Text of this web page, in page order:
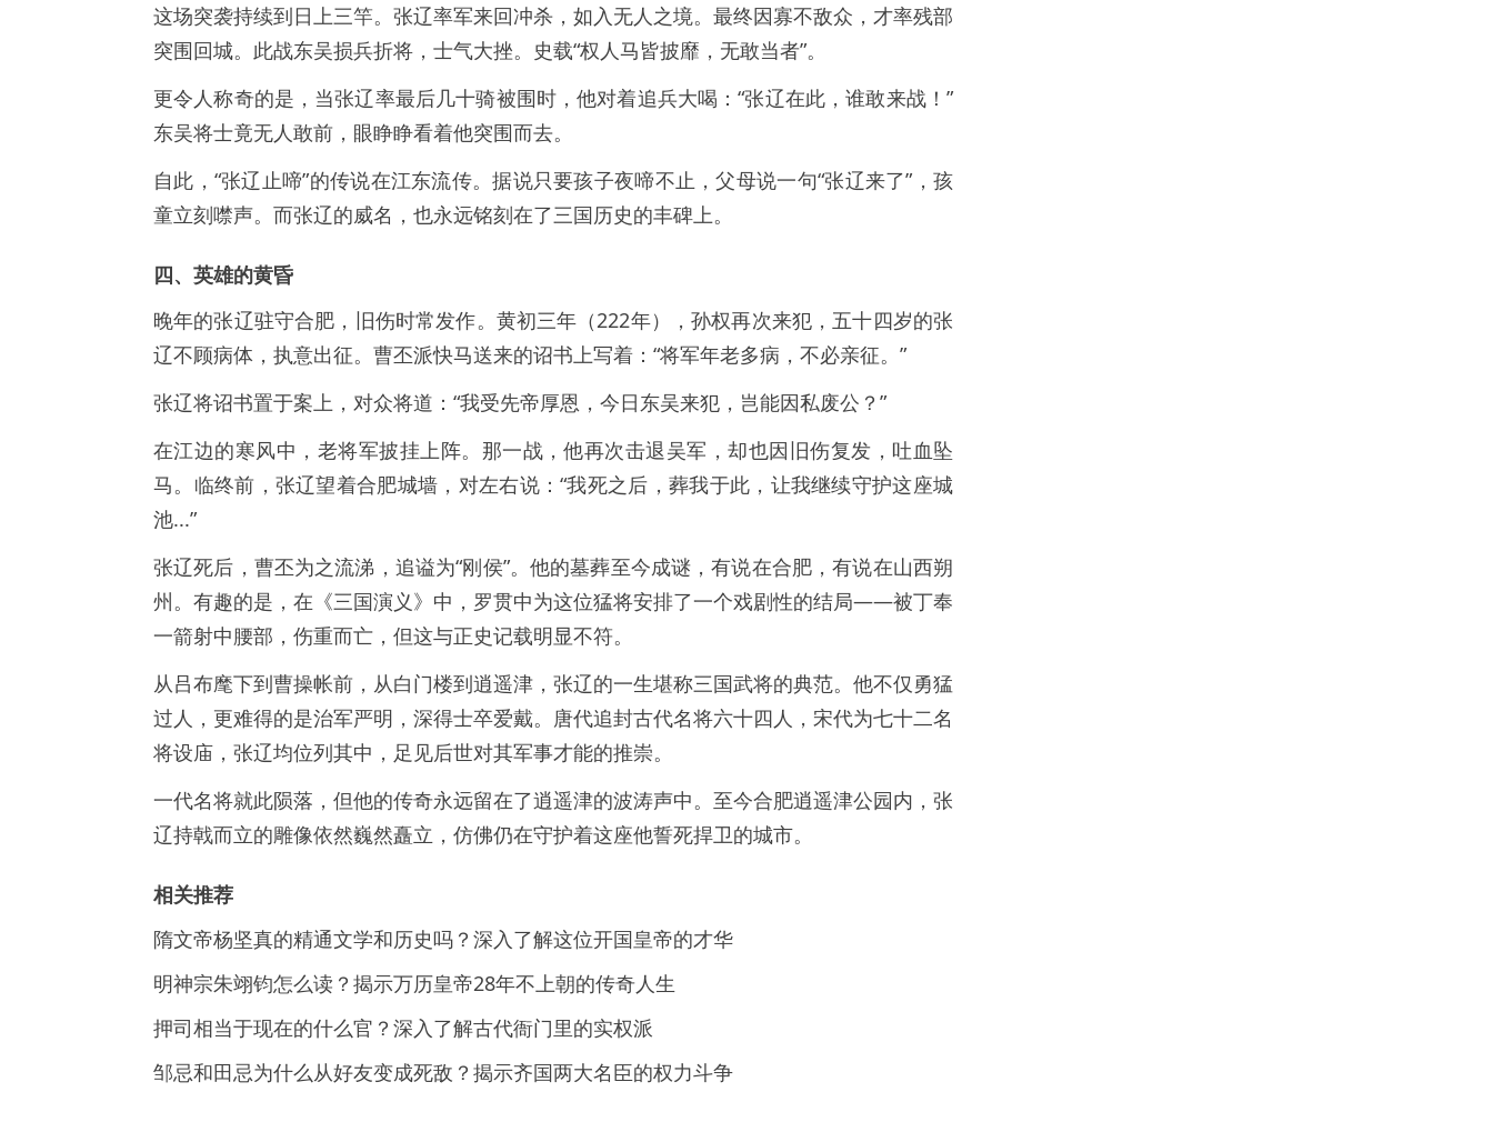
这场突袭持续到日上三竿。张辽率军来回冲杀，如入无人之境。最终因寡不敌众，才率残部
突围回城。此战东吴损兵折将，士气大挫。史载“权人马皆披靡，无敢当者”。
更令人称奇的是，当张辽率最后几十骑被围时，他对着追兵大喝：“张辽在此，谁敢来战！”
东吴将士竟无人敢前，眼睁睁看着他突围而去。
自此，“张辽止啼”的传说在江东流传。据说只要孩子夜啼不止，父母说一句“张辽来了”，孩
童立刻噤声。而张辽的威名，也永远铭刻在了三国历史的丰碑上。
四、英雄的黄昏
晚年的张辽驻守合肥，旧伤时常发作。黄初三年（222年），孙权再次来犯，五十四岁的张
辽不顾病体，执意出征。曹丕派快马送来的诏书上写着：“将军年老多病，不必亲征。”
张辽将诏书置于案上，对众将道：“我受先帝厚恩，今日东吴来犯，岂能因私废公？”
在江边的寒风中，老将军披挂上阵。那一战，他再次击退吴军，却也因旧伤复发，吐血坠
马。临终前，张辽望着合肥城墙，对左右说：“我死之后，葬我于此，让我继续守护这座城
池...”
张辽死后，曹丕为之流涕，追谥为“刚侯”。他的墓葬至今成谜，有说在合肥，有说在山西朔
州。有趣的是，在《三国演义》中，罗贯中为这位猛将安排了一个戏剧性的结局——被丁奉
一箭射中腰部，伤重而亡，但这与正史记载明显不符。
从吕布麾下到曹操帐前，从白门楼到逍遥津，张辽的一生堪称三国武将的典范。他不仅勇猛
过人，更难得的是治军严明，深得士卒爱戴。唐代追封古代名将六十四人，宋代为七十二名
将设庙，张辽均位列其中，足见后世对其军事才能的推崇。
一代名将就此陨落，但他的传奇永远留在了逍遥津的波涛声中。至今合肥逍遥津公园内，张
辽持戟而立的雕像依然巍然矗立，仿佛仍在守护着这座他誓死捍卫的城市。
相关推荐
隋文帝杨坚真的精通文学和历史吗？深入了解这位开国皇帝的才华
明神宗朱翊钧怎么读？揭示万历皇帝28年不上朝的传奇人生
押司相当于现在的什么官？深入了解古代衙门里的实权派
邹忌和田忌为什么从好友变成死敌？揭示齐国两大名臣的权力斗争